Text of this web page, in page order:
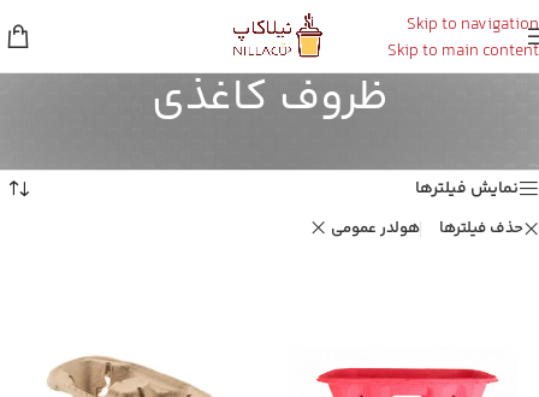
Skip to navigation
Skip to main content
ظروف کاغذی
نمایش فیلترها
حذف فیلترها هولدر عمومی